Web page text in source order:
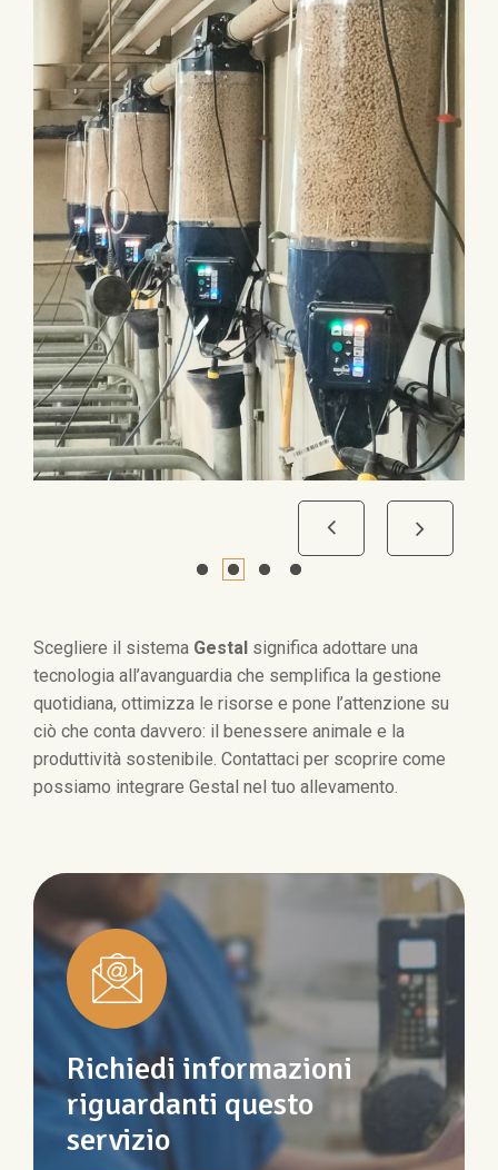
Scegliere il sistema Gestal significa adottare una
tecnologia all’avanguardia che semplifica la gestione
quotidiana, ottimizza le risorse e pone l’attenzione su
ciò che conta davvero: il benessere animale e la
produttività sostenibile. Contattaci per scoprire come
possiamo integrare Gestal nel tuo allevamento.
Richiedi informazioni
riguardanti questo
servizio